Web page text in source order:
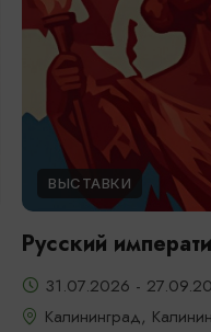
ВЫСТАВКИ
Русский
31.07.2026 -
Калининград,